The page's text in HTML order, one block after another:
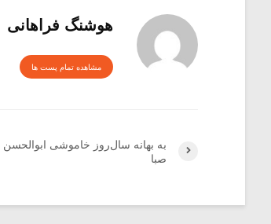
هوشنگ فراهانی
مشاهده تمام پست ها
به بهانه سال‌روز خاموشی ابوالحسن
صبا